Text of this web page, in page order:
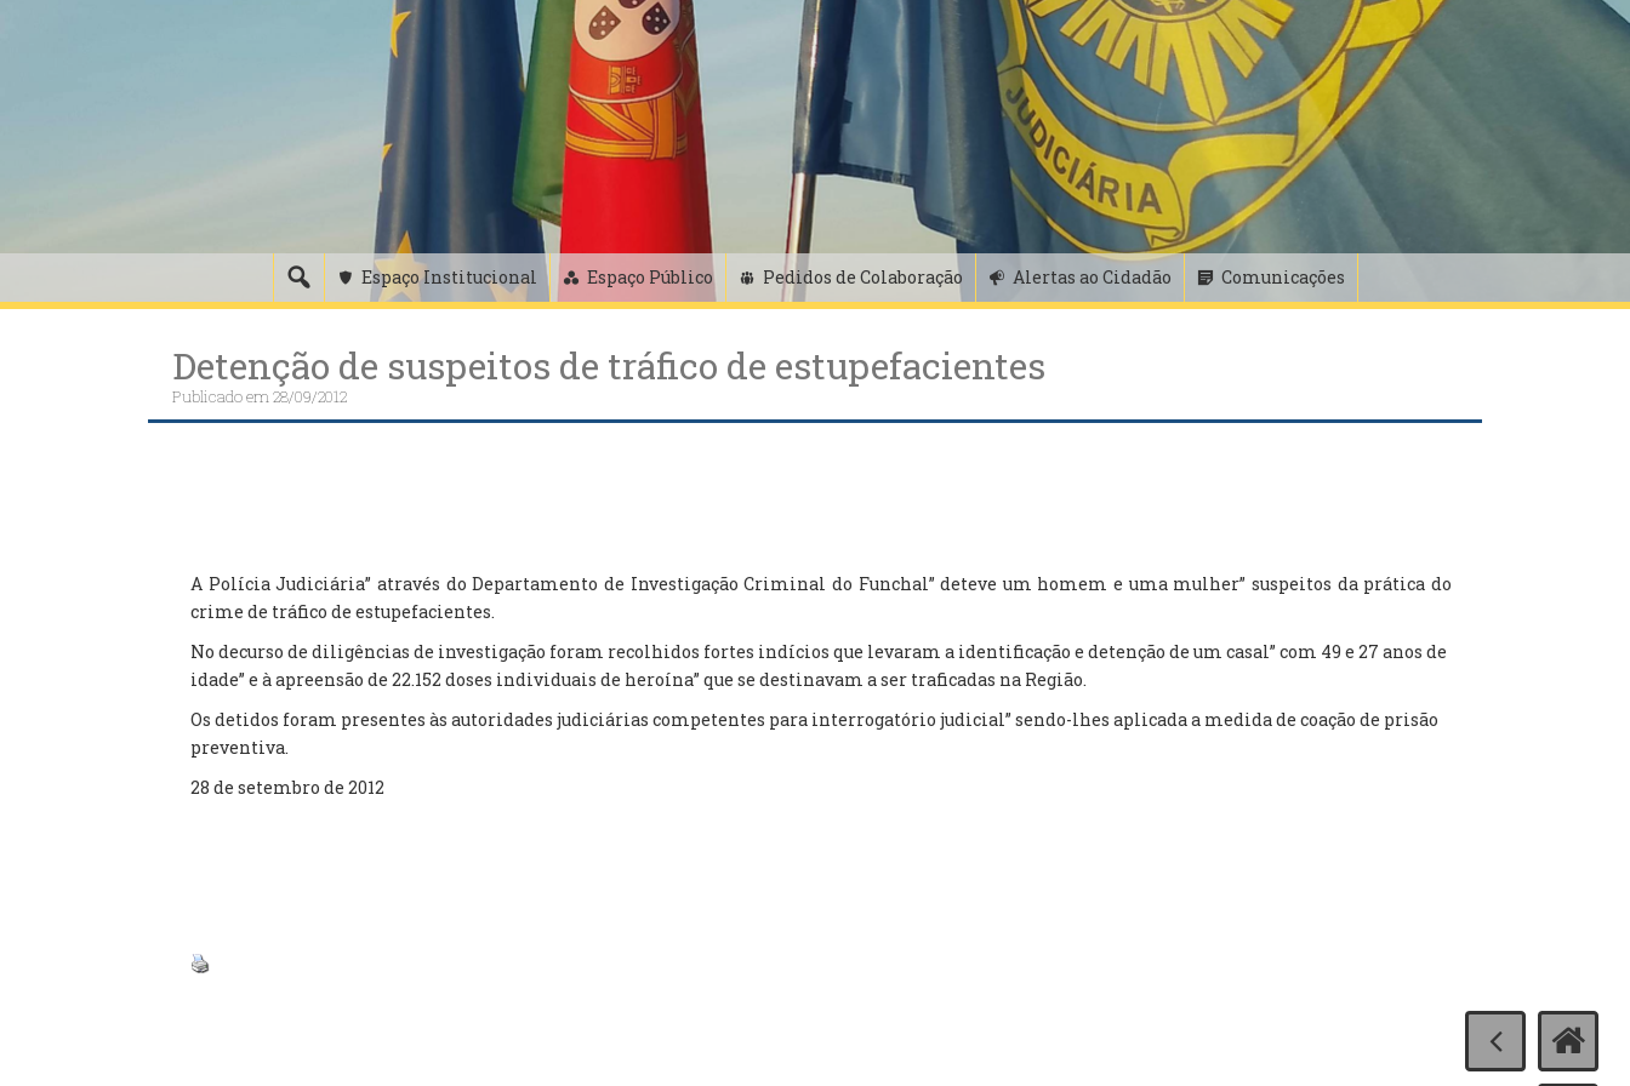
Espaço Institucional Espaço Público Pedidos de Colaboração Alertas ao Cidadão Comunicações
Detenção de suspeitos de tráfico de estupefacientes
Publicado em28/09/2012
A Polícia Judiciária” através do Departamento de Investigação Criminal do Funchal” deteve um homem e uma mulher” suspeitos da prática do
crime de tráfico de estupefacientes.
No decurso de diligências de investigação foram recolhidos fortes indícios que levaram a identificação e detenção de um casal” com 49 e 27 anos de
idade” e à apreensão de 22.152 doses individuais de heroína” que se destinavam a ser traficadas na Região.
Os detidos foram presentes às autoridades judiciárias competentes para interrogatório judicial” sendo-lhes aplicada a medida de coação de prisão
preventiva.
28 de setembro de 2012